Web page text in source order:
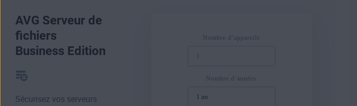
AVG Serveur de
fichiers
Business Edition
Sécurisez vos serveurs
Nombre d’appareils
Nombre d’années